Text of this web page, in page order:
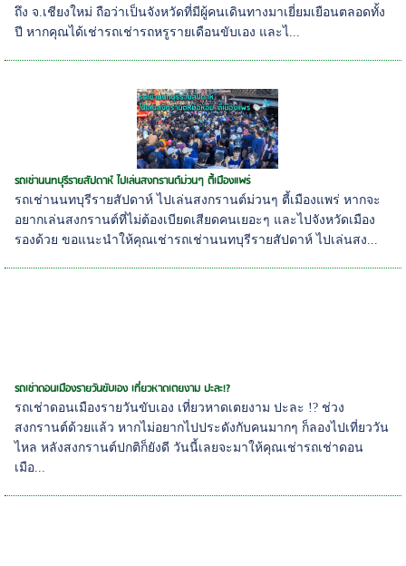
ถึง จ.เชียงใหม่ ถือว่าเป็นจังหวัดที่มีผู้คนเดินทางมาเยี่ยมเยือนตลอดทั้ง
ปี หากคุณได้เช่ารถเช่ารถหรูรายเดือนขับเอง และไ...
รถเช่านนทบุรีรายสัปดาห์ ไปเล่นสงกรานต์ม่วนๆ ตี้เมืองแพร่
รถเช่านนทบุรีรายสัปดาห์ ไปเล่นสงกรานต์ม่วนๆ ตี้เมืองแพร่ หากจะ
อยากเล่นสงกรานต์ที่ไม่ต้องเบียดเสียดคนเยอะๆ และไปจังหวัดเมือง
รองด้วย ขอแนะนำให้คุณเช่ารถเช่านนทบุรีรายสัปดาห์ ไปเล่นสง...
รถเช่าดอนเมืองรายวันขับเอง เที่ยวหาดเตยงาม ปะละ!?
รถเช่าดอนเมืองรายวันขับเอง เที่ยวหาดเตยงาม ปะละ !? ช่วง
สงกรานต์ด้วยแล้ว หากไม่อยากไปประดังกับคนมากๆ ก็ลองไปเที่ยววัน
ไหล หลังสงกรานต์ปกติก็ยังดี วันนี้เลยจะมาให้คุณเช่ารถเช่าดอน
เมือ...